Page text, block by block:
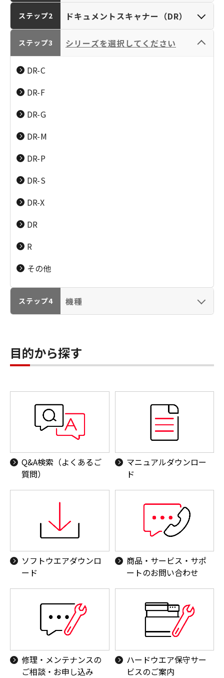
カメラ／レンズ
EF-LENS／
ビジネスプリンター
G／Satera／
imageFORCE）
業務用映像機器（CINEMA EOS／放送用／リモー
トカメラ）
プロダクションプリンター（imagePRESS）
ファクス（キヤノフアクス／FAXPHONE）
プロジェクター／ビデオ会議
電卓／電子辞書／ポインター／プライバシートー
クデバイス
業務用機器（ハンディターミナル ／個人認証カー
ドリーダー）
インショップ
BPOソリューション
その他商品
ステップ2 ドキュメントスキャナー（DR）
パーソナル向けスキ
（CanoScan）
ナー（ScanFront）
ステップ3 シリーズを選択してください
DR-C
DR-F
DR-G
DR-M
DR-P
DR-S
DR-X
DR
R
その他
ステップ4 機種
目的から探す
Q&A検索（よくあるご
質問）
マニュアルダウンロー
ド
ソフトウエアダウンロ
ード
商品・サービス・サポ
ートのお問い合わせ
修理・メンテナンスの
ご相談・お申し込み
ハードウエア保守サー
ビスのご案内